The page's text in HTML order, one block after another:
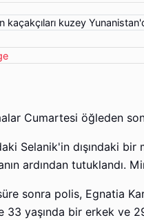
Cumartesi öğleden
Selanik'in dışındaki
ardından tutuklandı.
sonra polis, Egnatia
33 yaşında bir erkek ve